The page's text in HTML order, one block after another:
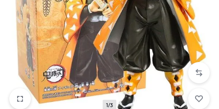
1/3